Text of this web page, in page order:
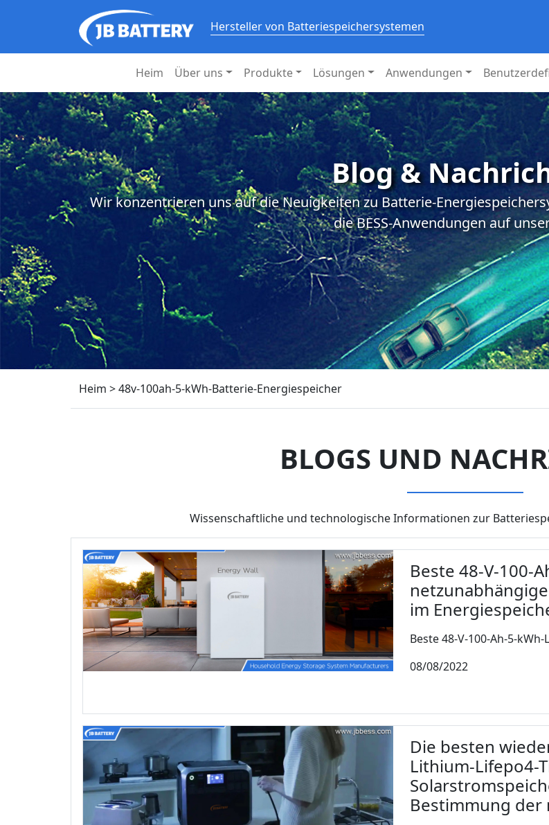
Hersteller von Batteriespeichersystemen
Heim Über uns Produkte Lösungen Anwendungen
Blog &
Wir konzentrieren uns auf die Neuigkeiten zu Batterie-
die BESS-Anwendungen auf
Heim >48v-100ah-5-kWh-Batterie-Energiespeicher
BLOGS UND
Wissenschaftliche und technologische Informationen zur
Beste 48-V-100-
im
Beste 48-V-100-Ah-5-
08/08/2022
Die besten
Lithium-Lifepo4-
Bestimmung der